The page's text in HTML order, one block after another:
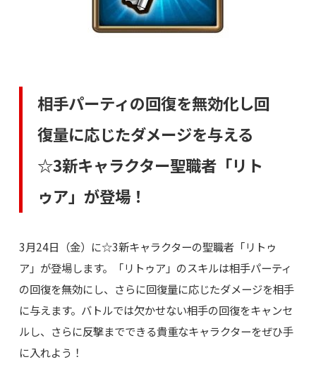
相手パーティの回復を無効化し回
復量に応じたダメージを与える
☆3新キャラクター聖職者「リト
ゥア」が登場！
3月24日（金）に☆3新キャラクターの聖職者「リトゥ
ア」が登場します。「リトゥア」のスキルは相手パーティ
の回復を無効にし、さらに回復量に応じたダメージを相手
に与えます。バトルでは欠かせない相手の回復をキャンセ
ルし、さらに反撃までできる貴重なキャラクターをぜひ手
に入れよう！